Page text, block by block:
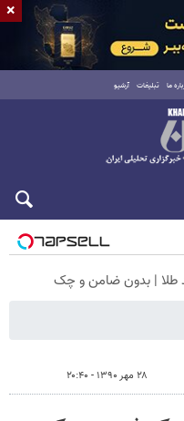
ما تبلیغات آرشیو
۲۸ مهر ۱۳۹۰ - ۲۰:۴۰
×